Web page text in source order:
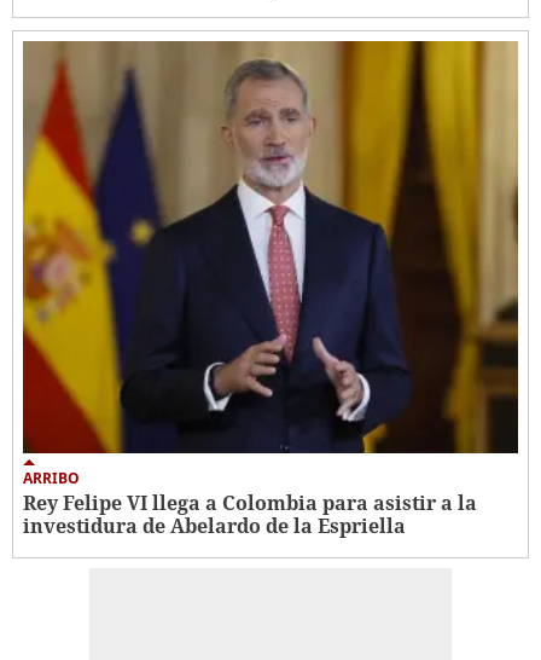
ARRIBO
Rey Felipe VI llega a Colombia para asistir a la
investidura de Abelardo de la Espriella